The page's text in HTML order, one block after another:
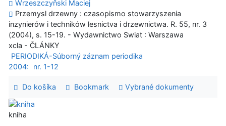
Wrzeszczyňski Maciej
Przemysl drzewny : czasopismo stowarzyszenia
inzynierów i techników lesnictva i drzewnictwa. R. 55, nr. 3
(2004), s. 15-19. - Wydawnictwo Swiat : Warszawa
xcla - ČLÁNKY
PERIODIKÁ-Súborný záznam periodika
2004:
nr. 1-12
Do košíka Bookmark Vybrané dokumenty
kniha